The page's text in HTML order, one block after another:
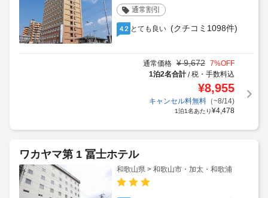
通常割引
4.2 とても良い (クチコミ1098件)
通常価格 ¥ 9,672 7%OFF
1泊2名合計/税・手数料込
¥8,955
キャンセル料無料（~8/14)
1泊1名あたり¥4,478
ワカヤマ第 1 冨士ホテル
和歌山県 > 和歌山市・加太・和歌浦